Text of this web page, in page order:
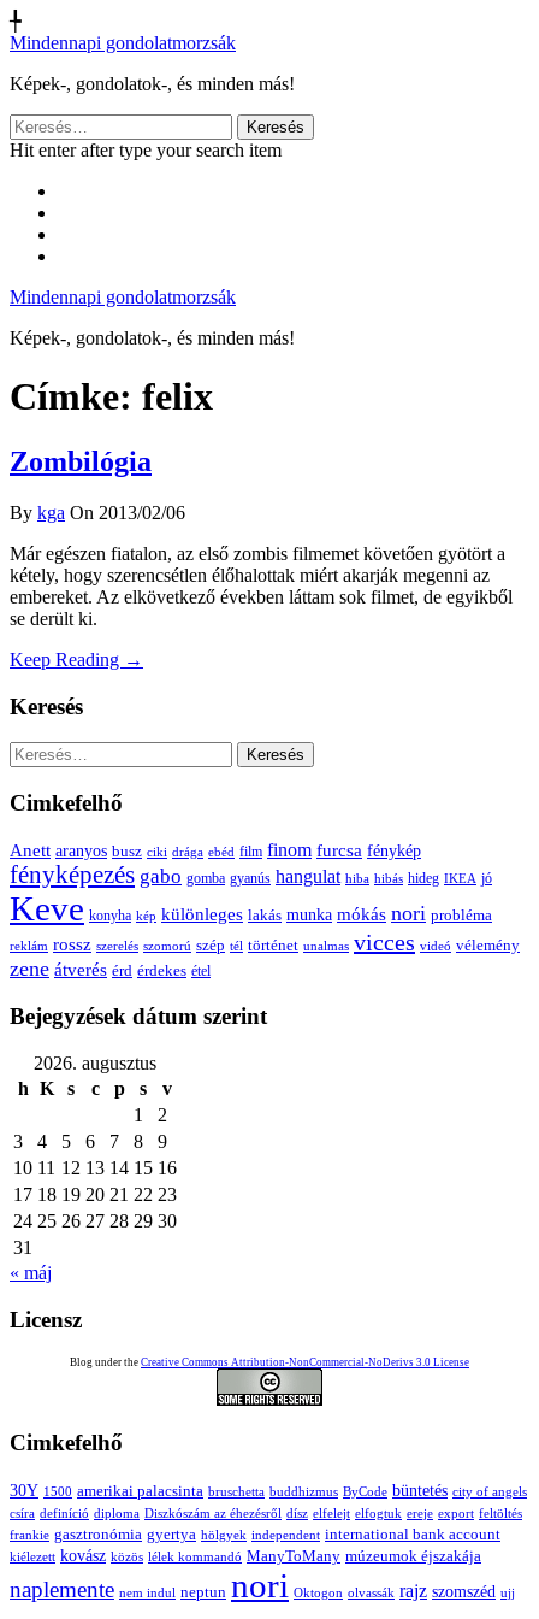
╄
Mindennapi gondolatmorzsák
Képek-, gondolatok-, és minden más!
Keresés:
Hit enter after type your search item
Mindennapi gondolatmorzsák
Képek-, gondolatok-, és minden más!
Címke: felix
Zombilógia
By kga On 2013/02/06
Már egészen fiatalon, az első zombis filmemet követően gyötört a
kétely, hogy szerencsétlen élőhalottak miért akarják megenni az
embereket. Az elkövetkező években láttam sok filmet, de egyikből
se derült ki.
Keep Reading →
Keresés
Keresés:
Cimkefelhő
Anett aranyos busz ciki drága ebéd film finom furcsa fénykép
fényképezés gabo gomba gyanús hangulat hiba hibás hideg IKEA jó
Keve konyha kép különleges lakás munka mókás nori probléma
reklám rossz szerelés szomorú szép tél történet unalmas vicces videó vélemény
zene átverés érd érdekes étel
Bejegyzések dátum szerint
2026. augusztus
h K s c p s
v
1
2
3
4 5 6 7 8
9
10 11 12 13 14 15 16
17 18 19 20 21 22 23
24 25 26 27 28 29 30
31
« máj
Licensz
Blog under the Creative Commons Attribution-NonCommercial-NoDerivs 3.0 License
Cimkefelhő
30Y 1500 amerikai palacsinta bruschetta buddhizmus ByCode büntetés city of angels
csíra definíció diploma Diszkószám az éhezésről dísz elfelejt elfogtuk ereje export feltöltés
frankie gasztronómia gyertya hölgyek independent international bank account
kiélezett kovász közös lélek kommandó ManyToMany múzeumok éjszakája
naplemente nem indul neptun nori Oktogon olvassák rajz szomszéd ujj